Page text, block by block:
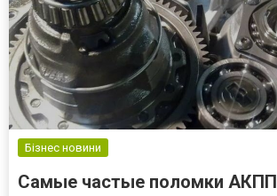
Бізнес новини
Самые частые поломки АКПП